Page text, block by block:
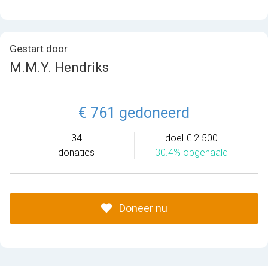
Gestart door
M.M.Y. Hendriks
€ 761 gedoneerd
34
donaties
doel € 2.500
30.4% opgehaald
Doneer nu